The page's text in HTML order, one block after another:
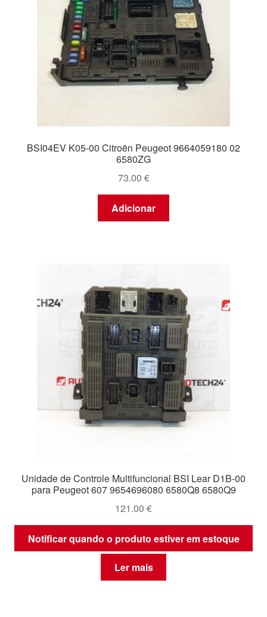
BSI04EV K05-00 Citroën Peugeot 9664059180 02
6580ZG
73.00 €
Adicionar
Unidade de Controle Multifuncional BSI Lear D1B-00
para Peugeot 607 9654696080 6580Q8 6580Q9
121.00 €
Notificar quando o produto estiver em estoque
Ler mais